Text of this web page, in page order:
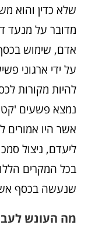
שלא כדין והוא
מדובר על מנעד
אדם, שימוש
על ידי ארגוני
להיות מקורות
נמצא פשעים
אשר היו אמורים
ליעדם, ניצול
בכל המקרים
שנעשה בכסף
מה העונש